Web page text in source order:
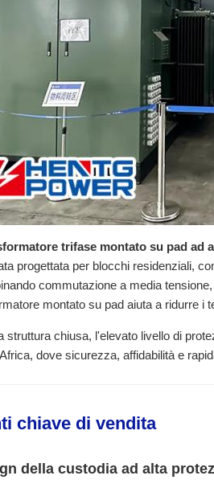
trifase montato su pad ad
progettata per blocchi residenziali,
commutazione a media
montato su pad aiuta a ridurre i
struttura chiusa, l'elevato livello di
dove sicurezza, affidabilità e
chiave di vendita
della custodia ad alta